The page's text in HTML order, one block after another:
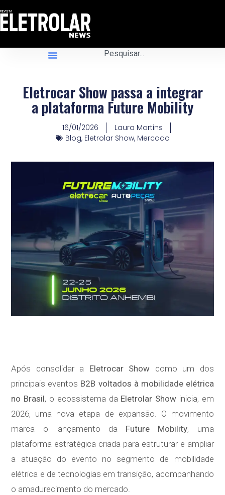
Eletrocar Show passa a integrar
a plataforma Future Mobility
16/01/2026
Laura Martins
Blog, Eletrolar Show, Mercado
Após consolidar a Eletrocar Show como um dos
principais eventos B2B voltados à mobilidade elétrica
no Brasil, o ecossistema da Eletrolar Show inicia, em
2026, uma nova etapa de expansão. O movimento
marca o lançamento da Future Mobility, uma
plataforma estratégica criada para estruturar e ampliar
a atuação do evento no segmento de mobilidade
elétrica e de tecnologias em transição, acompanhando
o amadurecimento do mercado.